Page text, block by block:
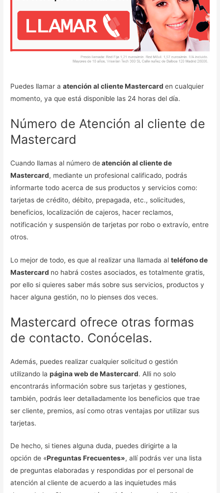
Puedes llamar aatención al cliente Mastercarden cualquier
momento, ya que está disponible las 24 horas del día.
Número de Atención al cliente de
Mastercard
Cuando llamas al número deatención al cliente de
Mastercard, mediante un profesional calificado, podrás
informarte todo acerca de sus productos y servicios como:
tarjetas de crédito, débito, prepagada, etc., solicitudes,
beneficios, localización de cajeros, hacer reclamos,
notificación y suspensión de tarjetas por robo o extravío, entre
otros.
Lo mejor de todo, es que al realizar una llamada alteléfono de
Mastercard no habrá costes asociados, es totalmente gratis,
por ello si quieres saber más sobre sus servicios, productos y
hacer alguna gestión, no lo pienses dos veces.
Mastercard ofrece otras formas
de contacto. Conócelas.
Además, puedes realizar cualquier solicitud o gestión
utilizando lapágina web de Mastercard. Alli no solo
encontrarás información sobre sus tarjetas y gestiones,
también, podrás leer detalladamente los beneficios que trae
ser cliente, premios, así como otras ventajas por utilizar sus
tarjetas.
De hecho, si tienes alguna duda, puedes dirigirte a la
opción de «Preguntas Frecuentes», allí podrás ver una lista
de preguntas elaboradas y respondidas por el personal de
atención al cliente de acuerdo a las inquietudes más